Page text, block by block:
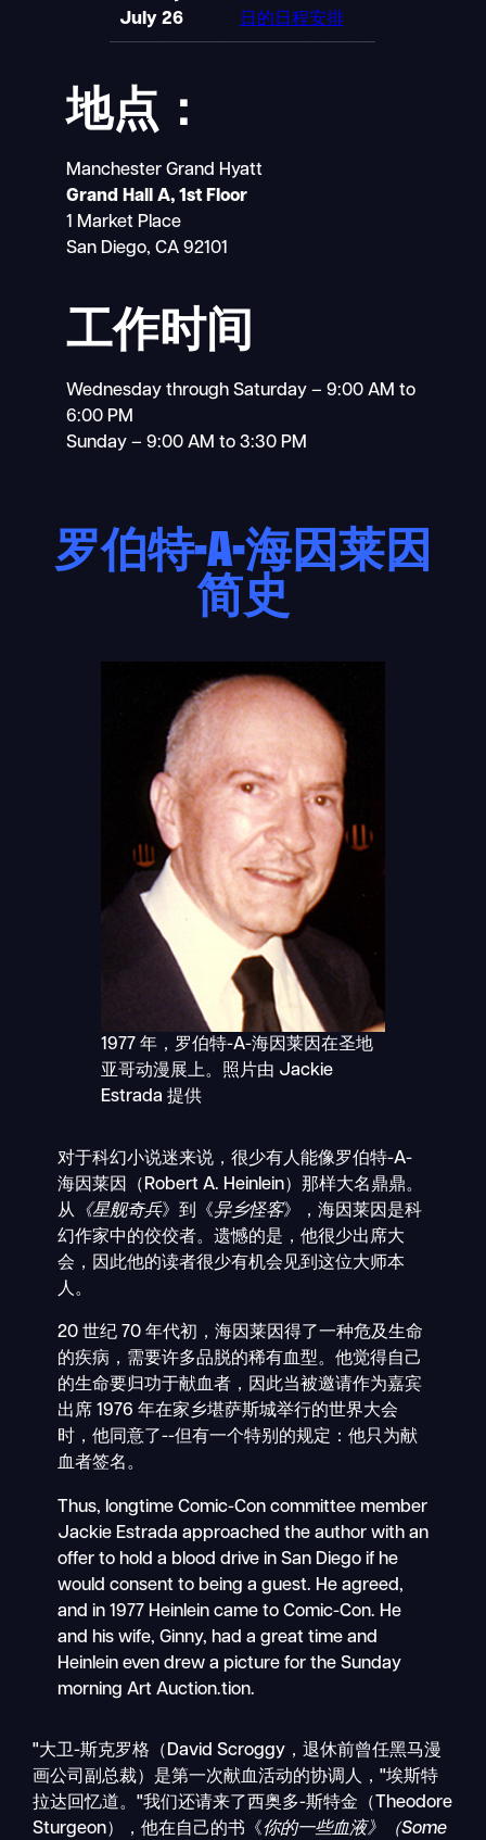
July 26
日的日程安排
地点：
Manchester Grand Hyatt
Grand Hall A, 1st Floor
1 Market Place
San Diego, CA 92101
工作时间
Wednesday through Saturday – 9:00 AM to
6:00 PM
Sunday – 9:00 AM to 3:30 PM
罗伯特-A-海因莱因
简史
1977 年，罗伯特-A-海因莱因在圣地
亚哥动漫展上。照片由 Jackie
Estrada 提供
对于科幻小说迷来说，很少有人能像罗伯特-A-
海因莱因（Robert A. Heinlein）那样大名鼎鼎。
从 《星舰奇兵》到《异乡怪客》，海因莱因是科
幻作家中的佼佼者。遗憾的是，他很少出席大
会，因此他的读者很少有机会见到这位大师本
人。
20 世纪 70 年代初，海因莱因得了一种危及生命
的疾病，需要许多品脱的稀有血型。他觉得自己
的生命要归功于献血者，因此当被邀请作为嘉宾
出席 1976 年在家乡堪萨斯城举行的世界大会
时，他同意了--但有一个特别的规定：他只为献
血者签名。
Thus, longtime Comic-Con committee member
Jackie Estrada approached the author with an
offer to hold a blood drive in San Diego if he
would consent to being a guest. He agreed,
and in 1977 Heinlein came to Comic-Con. He
and his wife, Ginny, had a great time and
Heinlein even drew a picture for the Sunday
morning Art Auction.tion.
"大卫-斯克罗格（David Scroggy，退休前曾任黑马漫
画公司副总裁）是第一次献血活动的协调人，"埃斯特
拉达回忆道。"我们还请来了西奥多-斯特金（Theodore
Sturgeon），他在自己的书《你的一些血液》（Some